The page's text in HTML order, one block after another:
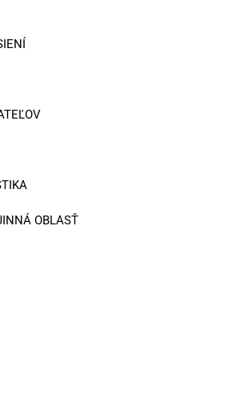
OBLASŤ